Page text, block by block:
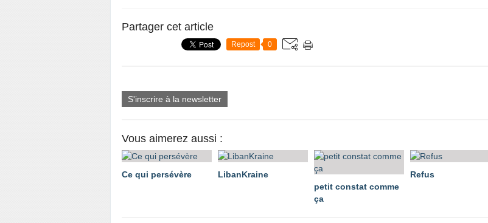
Partager cet article
Repost 0
S'inscrire à la newsletter
Vous aimerez aussi :
Ce qui persévère
LibanKraine
petit constat comme
ça
Refus